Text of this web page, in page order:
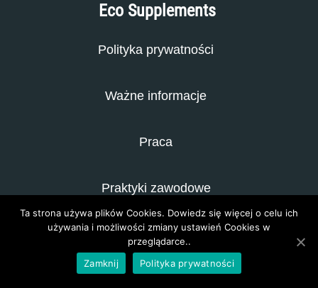
Eco Supplements
Polityka prywatności
Ważne informacje
Praca
Praktyki zawodowe
Kontakt
Ta strona używa plików Cookies. Dowiedz się więcej o celu ich
używania i możliwości zmiany ustawień Cookies w
przeglądarce..
Zamknij
Polityka prywatności